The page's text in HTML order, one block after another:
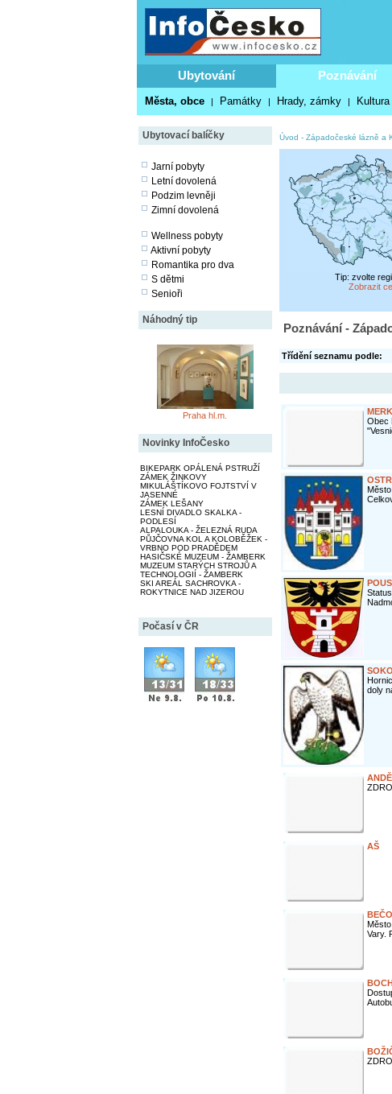
Ubytování Poznávání
Města, obce | Památky | Hrady, zámky | Kultura
Ubytovací balíčky
Jarní pobyty
Letní dovolená
Podzim levněji
Zimní dovolená
Wellness pobyty
Aktivní pobyty
Romantika pro dva
S dětmi
Senioři
Náhodný tip
Praha hl.m.
Novinky InfoČesko
BIKEPARK OPÁLENÁ PSTRUŽÍ
ZÁMEK ŽINKOVY
MIKULÁŠTÍKOVO FOJTSTVÍ V
JASENNÉ
ZÁMEK LEŠANY
LESNÍ DIVADLO SKALKA -
PODLESÍ
ALPALOUKA - ŽELEZNÁ RUDA
PŮJČOVNA KOL A KOLOBĚŽEK -
VRBNO POD PRADĚDEM
HASIČSKÉ MUZEUM - ŽAMBERK
MUZEUM STARÝCH STROJŮ A
TECHNOLOGIÍ - ŽAMBERK
SKI AREÁL SACHROVKA -
ROKYTNICE NAD JIZEROU
Počasí v ČR
Úvod - Západočeské lázně a
Tip: zvolte
Zobrazit
Poznávání -
Třídění seznamu podle:
Obec
doly
AŠ
Vary.